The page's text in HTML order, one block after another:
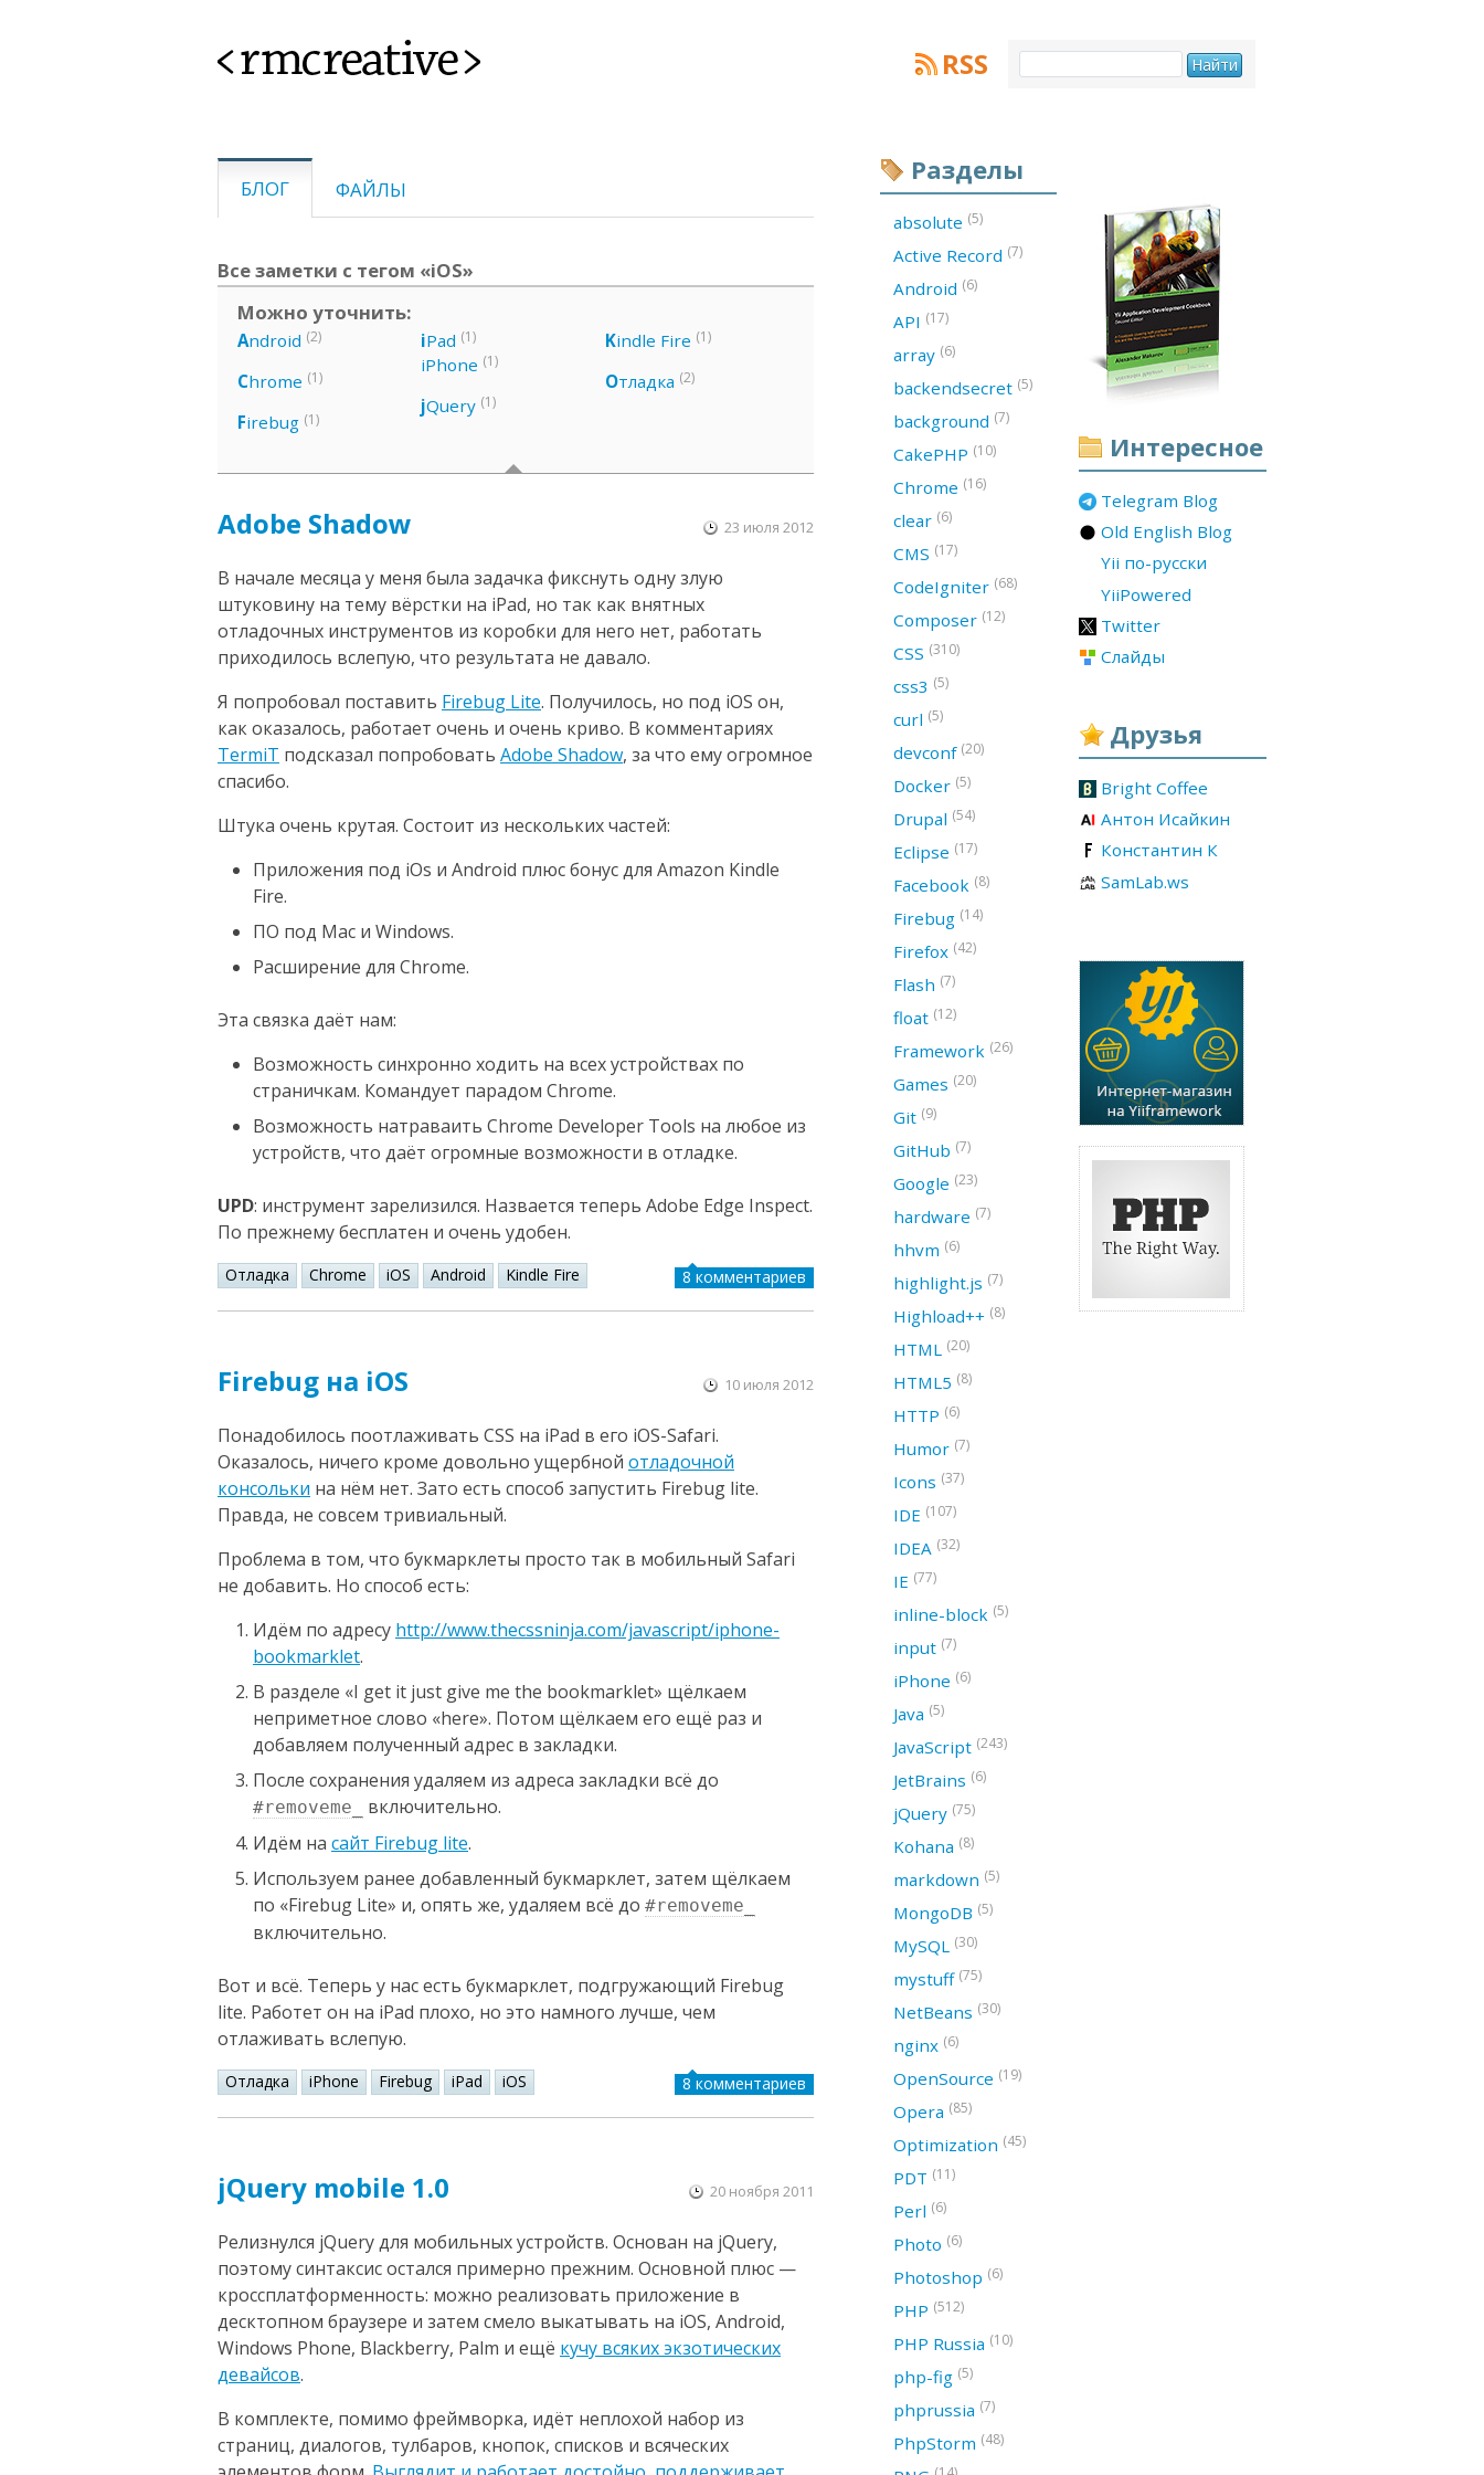
<rmcreative> RSS
БЛОГ ФАЙЛЫ
Все заметки с тегом «iOS»
Можно уточнить:
Android (2)
Chrome (1)
Firebug (1)
iPad (1)
iPhone (1)
jQuery (1)
Kindle Fire (1)
Отладка (2)
Adobe Shadow 23 июля 2012
В начале месяца у меня была задачка фикснуть одну злую
штуковину на тему вёрстки на iPad, но так как внятных
отладочных инструментов из коробки для него нет, работать
приходилось вслепую, что результата не давало.
Я попробовал поставить Firebug Lite. Получилось, но под iOS он,
как оказалось, работает очень и очень криво. В комментариях
TermiT подсказал попробовать Adobe Shadow, за что ему огромное
спасибо.
Штука очень крутая. Состоит из нескольких частей:
Приложения под iOs и Android плюс бонус для Amazon Kindle
Fire.
ПО под Mac и Windows.
Расширение для Chrome.
Эта связка даёт нам:
Возможность синхронно ходить на всех устройствах по
страничкам. Командует парадом Chrome.
Возможность натраваить Chrome Developer Tools на любое из
устройств, что даёт огромные возможности в отладке.
UPD: инструмент зарелизился. Назвается теперь Adobe Edge Inspect.
По прежнему бесплатен и очень удобен.
Отладка Chrome iOS Android Kindle Fire 8 комментариев
Firebug на iOS 10 июля 2012
Понадобилось поотлаживать CSS на iPad в его iOS-Safari.
Оказалось, ничего кроме довольно ущербной отладочной
консольки на нём нет. Зато есть способ запустить Firebug lite.
Правда, не совсем тривиальный.
Проблема в том, что букмарклеты просто так в мобильный Safari
не добавить. Но способ есть:
Идём по адресу http://www.thecssninja.com/javascript/iphone-
bookmarklet.
В разделе «I get it just give me the bookmarklet» щёлкаем
неприметное слово «here». Потом щёлкаем его ещё раз и
добавляем полученный адрес в закладки.
После сохранения удаляем из адреса закладки всё до
#removeme_
включительно.
Идём на сайт Firebug lite.
Используем ранее добавленный букмарклет, затем щёлкаем
по «Firebug Lite» и, опять же, удаляем всё до #removeme_
включительно.
Вот и всё. Теперь у нас есть букмарклет, подгружающий Firebug
lite. Работет он на iPad плохо, но это намного лучше, чем
отлаживать вслепую.
Отладка iPhone Firebug iPad iOS 8 комментариев
jQuery mobile 1.0 20 ноября 2011
Релизнулся jQuery для мобильных устройств. Основан на jQuery,
поэтому синтаксис остался примерно прежним. Основной плюс —
кроссплатформенность: можно реализовать приложение в
десктопном браузере и затем смело выкатывать на iOS, Android,
Windows Phone, Blackberry, Palm и ещё кучу всяких экзотических
девайсов.
В комплекте, помимо фреймворка, идёт неплохой набор из
страниц, диалогов, тулбаров, кнопок, списков и всяческих
Интересное
Telegram Blog
Old English Blog
Yii по-русски
YiiPowered
Twitter
Слайды
Друзья
Bright Coffee
Антон Исайкин
Константин К
SamLab.ws
Разделы
absolute (5)
Active Record (7)
Android (6)
API (17)
array (6)
backendsecret (5)
background (7)
CakePHP (10)
Chrome (16)
clear (6)
CMS (17)
CodeIgniter (68)
Composer (12)
CSS (310)
css3 (5)
curl (5)
devconf (20)
Docker (5)
Drupal (54)
Eclipse (17)
Facebook (8)
Firebug (14)
Firefox (42)
Flash (7)
float (12)
Framework (26)
Games (20)
Git (9)
GitHub (7)
Google (23)
hardware (7)
hhvm (6)
highlight.js (7)
Highload++ (8)
HTML (20)
HTML5 (8)
HTTP (6)
Humor (7)
Icons (37)
IDE (107)
IDEA (32)
IE (77)
inline-block (5)
input (7)
iPhone (6)
Java (5)
JavaScript (243)
JetBrains (6)
jQuery (75)
Kohana (8)
markdown (5)
MongoDB (5)
MySQL (30)
mystuff (75)
NetBeans (30)
nginx (6)
OpenSource (19)
Opera (85)
Optimization (45)
PDT (11)
Perl (6)
Photo (6)
Photoshop (6)
PHP (512)
PHP Russia (10)
php-fig (5)
phprussia (7)
PhpStorm (48)